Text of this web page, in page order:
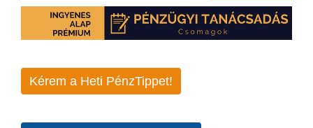
Kérem a Heti PénzTippet!